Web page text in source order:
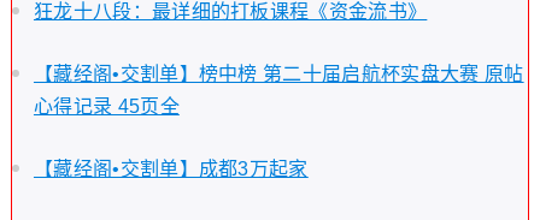
狂龙十八段：最详细的打板课程《资金流书》
【藏经阁•交割单】榜中榜 第二十届启航杯实盘大赛 原帖
心得记录 45页全
【藏经阁•交割单】成都3万起家